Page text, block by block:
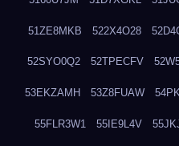
51ZE8MKB 522X4O28
52SYO0Q2 52TPECFV
53EKZAMH 53Z8FUAW
55FLR3W1 55IE9L4V